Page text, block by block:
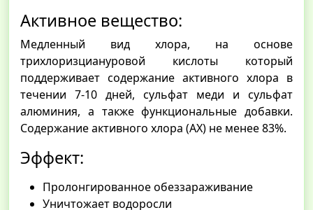
Активное вещество:
Медленный вид хлора, на основе
трихлоризциануровой кислоты который
поддерживает содержание активного хлора в
течении 7-10 дней, сульфат меди и сульфат
алюминия, а также функциональные добавки.
Содержание активного хлора (АХ) не менее 83%.
Эффект:
Пролонгированное обеззараживание
Уничтожает водоросли